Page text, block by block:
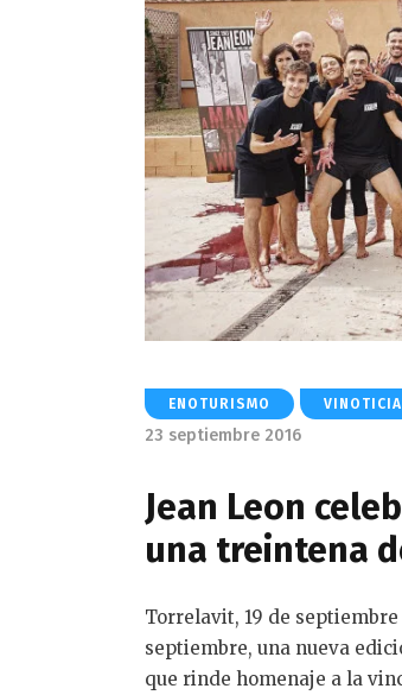
ENOTURISMO
23 septiembre 2016
Jean Leon
una treintena
Torrelavit, 19 de septiembre
septiembre, una nueva
que rinde homenaje a la